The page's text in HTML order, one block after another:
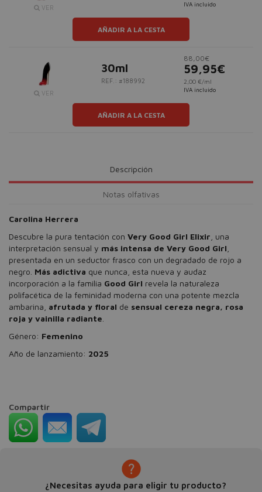
VER
IVA incluido
AÑADIR A LA CESTA
VER
30ml
REF.: #188992
88,00€
59,95€
2,00 €/ml
IVA incluido
AÑADIR A LA CESTA
Descripción
Notas olfativas
Carolina Herrera
Descubre la pura tentación con Very Good Girl Elixir , una
interpretación sensual y más intensa de Very Good Girl
presentada en un seductor frasco con un degradado de rojo a
negro. Más adictiva que nunca, esta nueva y audaz
incorporación a la familia Good Girl revela la naturaleza
polifacética de la feminidad moderna con una potente mezcla
ambarina, afrutada y floral de sensual cereza negra, rosa
roja y vainilla radiante
Género: Femenino
Año de lanzamiento: 2025
Compartir
¿Necesitas ayuda para eligir tu producto?